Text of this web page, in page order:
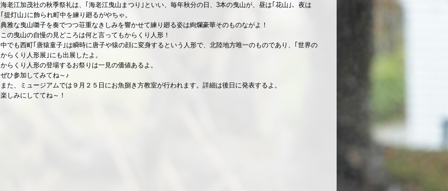
海老江加茂社の秋季祭礼は、｢海老江曳山まつり｣といい、毎年秋分の日、3本の曳山が、昼は｢花山｣、夜は
｢提灯山｣に飾られ町中を練り廻るがやちゃ。
典雅な曳山囃子を奏でつつ荘重なきしみを響かせて練り廻る姿は絢爛豪華そのものながよ！
この曳山の自慢の見どころは何と言ってもからくり人形！
中でも西町｢唐猿童子｣は瞬時に唐子や猿の顔に変身するという人形で、北陸地方唯一のものであり、｢世界の
からくり人形展｣にも出展したよ。
からくり人形の登場するお祭りは一見の価値あるよ。
ぜひ参加してみてね～♪
また、ミュージアムでは９月２５日にお魚捌き方教室が行われます。詳細は後日に発表するよ。
楽しみにしててね～！